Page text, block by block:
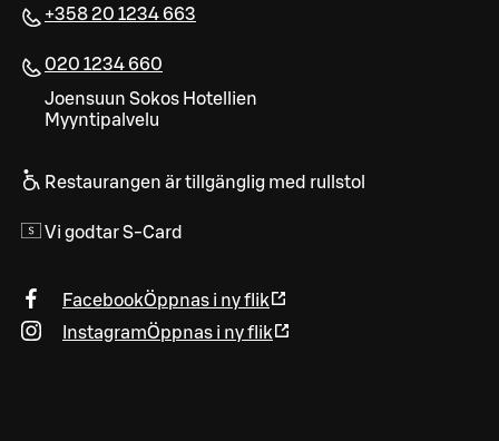
+358 20 1234 663
020 1234 660
Joen­suun Sokos Ho­tel­lien
Myyn­ti­pal­ve­lu
Restaurangen är tillgänglig med rullstol
Vi godtar S-Card
FacebookÖppnas i ny flik
InstagramÖppnas i ny flik